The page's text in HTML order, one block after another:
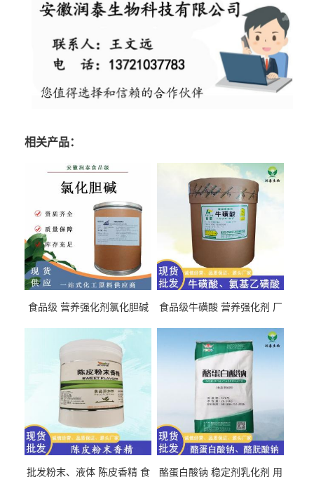
相关产品：
食品级 营养强化剂氯化胆碱
食品级牛磺酸 营养强化剂 厂
批发粉末、液体 陈皮香精 食 酪蛋白酸钠 稳定剂乳化剂 用